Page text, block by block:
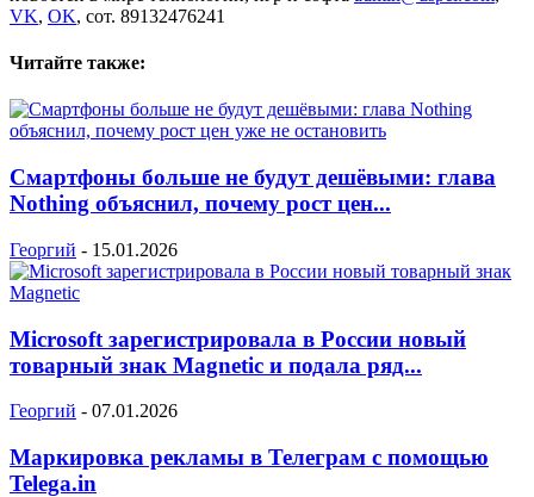
VK, OK, сот. 89132476241
Читайте также:
Смартфоны больше не будут дешёвыми: глава
Nothing объяснил, почему рост цен...
Георгий - 15.01.2026
Microsoft зарегистрировала в России новый
товарный знак Magnetic и подала ряд...
Георгий - 07.01.2026
Маркировка рекламы в Телеграм с помощью
Telega.in